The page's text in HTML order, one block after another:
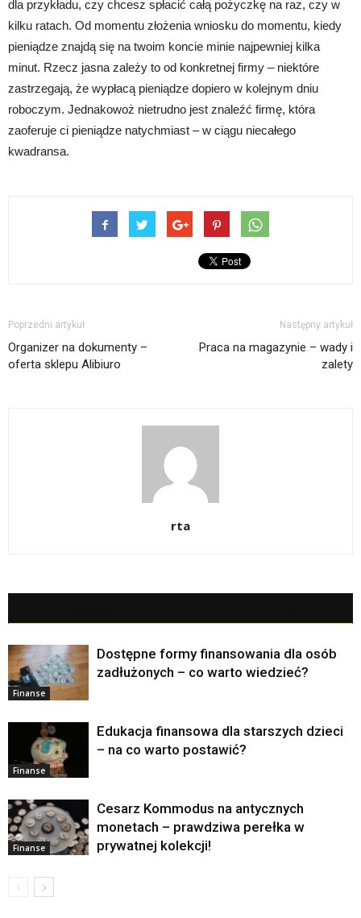
dla przykładu, czy chcesz spłacić całą pożyczkę na raz, czy w
kilku ratach. Od momentu złożenia wniosku do momentu, kiedy
pieniądze znajdą się na twoim koncie minie najpewniej kilka
minut. Rzecz jasna zależy to od konkretnej firmy – niektóre
zastrzegają, że wypłacą pieniądze dopiero w kolejnym dniu
roboczym. Jednakowoż nietrudno jest znaleźć firmę, która
zaoferuje ci pieniądze natychmiast – w ciągu niecałego
kwadransa.
Poprzedni artykuł
Organizer na dokumenty –
oferta sklepu Alibiuro
Następny artykuł
Praca na magazynie – wady i
zalety
rta
Finanse
Dostępne formy finansowania dla osób
zadłużonych – co warto wiedzieć?
Finanse
Edukacja finansowa dla starszych dzieci
– na co warto postawić?
Finanse
Cesarz Kommodus na antycznych
monetach – prawdziwa perełka w
prywatnej kolekcji!